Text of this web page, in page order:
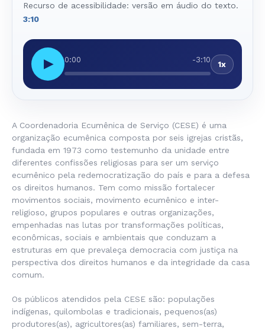
Recurso de acessibilidade: versão em áudio do texto.
3:10
▶ 0:00 -3:10 1x
A Coordenadoria Ecumênica de Serviço (CESE) é uma
organização ecumênica composta por seis igrejas cristãs,
fundada em 1973 como testemunho da unidade entre
diferentes confissões religiosas para ser um serviço
ecumênico pela redemocratização do país e para a defesa
os direitos humanos. Tem como missão fortalecer
movimentos sociais, movimento ecumênico e inter-
religioso, grupos populares e outras organizações,
empenhadas nas lutas por transformações políticas,
econômicas, sociais e ambientais que conduzam a
estruturas em que prevaleça democracia com justiça na
perspectiva dos direitos humanos e da integridade da casa
comum.
Os públicos atendidos pela CESE são: populações
indígenas, quilombolas e tradicionais, pequenos(as)
produtores(as), agricultores(as) familiares, sem-terra,